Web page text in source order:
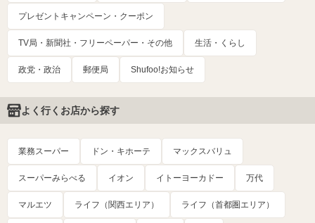
プレゼントキャンペーン・クーポン
TV局・新聞社・フリーペーパー・その他 生活・くらし
政党・政治 郵便局 Shufoo!お知らせ
よく行くお店から探す
業務スーパー ドン・キホーテ マックスバリュ
スーパーみらべる イオン イトーヨーカドー 万代
マルエツ ライフ（関西エリア） ライフ（首都圏エリア）